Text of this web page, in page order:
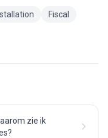
Fiscal
zie ik